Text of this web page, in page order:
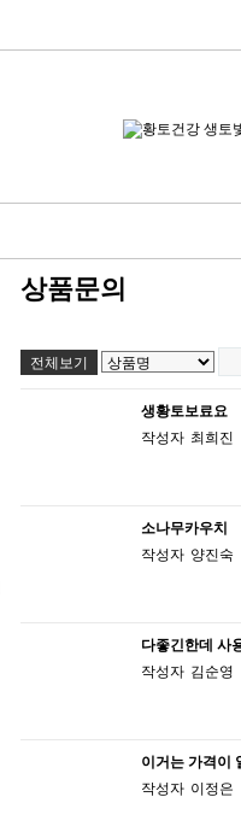
상품문의
전체보기
생황토보료요
작성자 최희진
소나무카우치
작성자 양진숙
다좋긴한데 사
작성자 김순영
이거는 가격이
작성자 이정은